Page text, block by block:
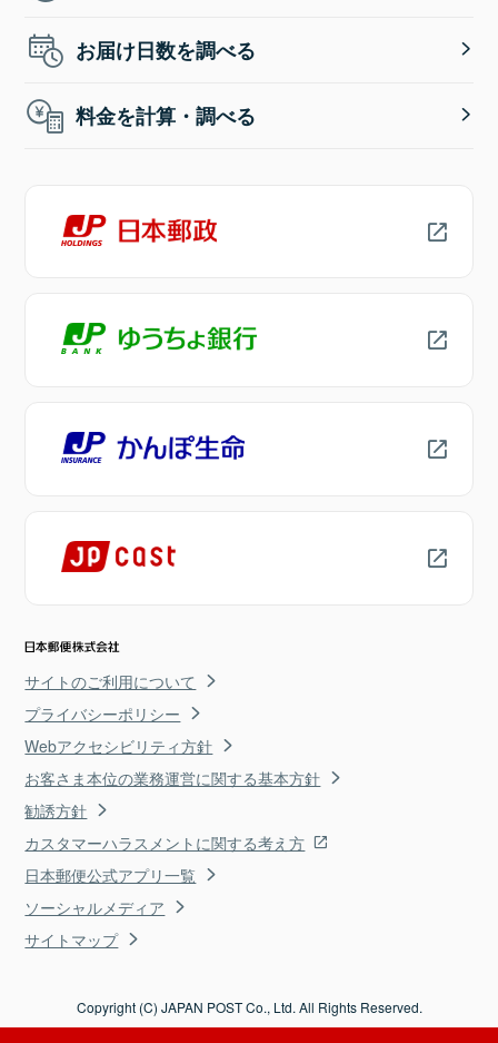
お届け日数を調べる
料金を計算・調べる
サイトのご利用について
プライバシーポリシー
Webアクセシビリティ方針
お客さま本位の業務運営に関する基本方針
勧誘方針
カスタマーハラスメントに関する考え方
日本郵便公式アプリ一覧
ソーシャルメディア
サイトマップ
Copyright (C) JAPAN POST Co., Ltd. All Rights Reserved.